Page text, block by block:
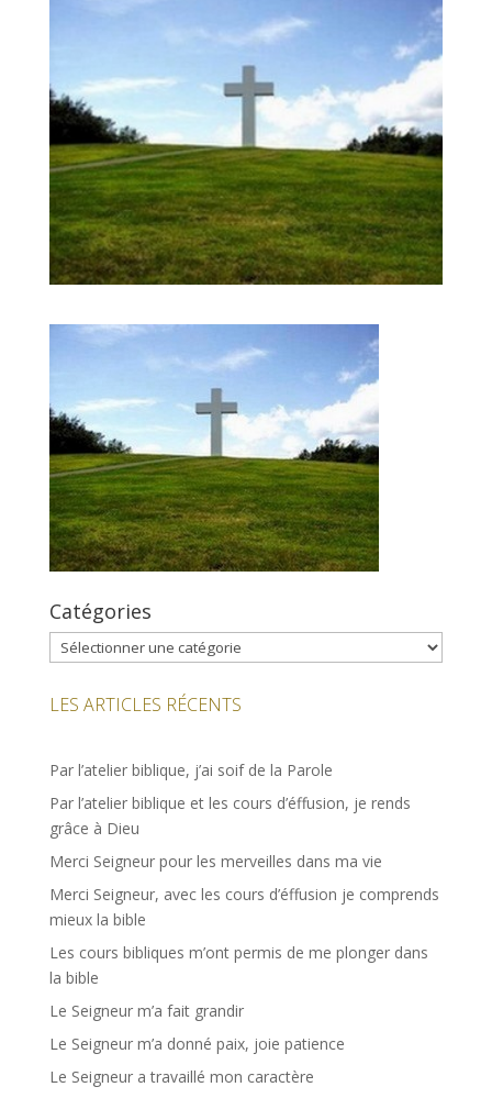
Catégories
Catégories
LES ARTICLES RÉCENTS
Par l’atelier biblique, j’ai soif de la Parole
Par l’atelier biblique et les cours d’éffusion, je rends
grâce à Dieu
Merci Seigneur pour les merveilles dans ma vie
Merci Seigneur, avec les cours d’éffusion je comprends
mieux la bible
Les cours bibliques m’ont permis de me plonger dans
la bible
Le Seigneur m’a fait grandir
Le Seigneur m’a donné paix, joie patience
Le Seigneur a travaillé mon caractère